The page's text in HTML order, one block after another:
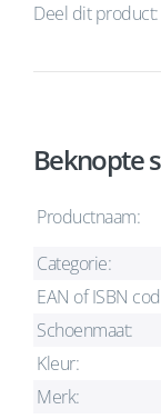
Deel dit product:
Beknopte
Productnaam:
Categorie:
EAN of ISBN
Schoenmaat:
Kleur:
Merk: